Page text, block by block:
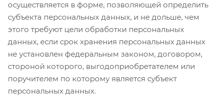
осуществляется в форме, позволяющей определить
субъекта персональных данных, и не дольше, чем
этого требуют цели обработки персональных
данных, если срок хранения персональных данных
не установлен федеральным законом, договором,
стороной которого, выгодоприобретателем или
поручителем по которому является субъект
персональных данных.